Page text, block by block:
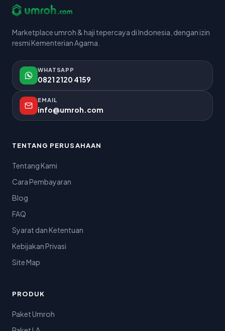
Marketplace umroh & haji tepercaya di Indonesia, dengan izin
resmi Kementerian Agama.
WHATSAPP
0821 2120 4159
EMAIL
info@umroh.com
TENTANG PERUSAHAAN
Tentang Kami
Cara Pembayaran
Blog
FAQ
Syarat dan Ketentuan
Kebijakan Privasi
Site Map
PRODUK
Paket Umroh